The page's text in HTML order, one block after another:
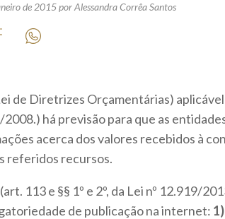
de 2015por Alessandra Corrêa Santos
de Diretrizes Orçamentárias) aplicável
2008.) há previsão para que as
acerca dos valores recebidos à
referidos recursos.
113 e §§ 1º e 2º, da Lei nº 12.919/
de publicação na internet: 1)